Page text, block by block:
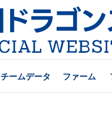
チームデータ ファーム